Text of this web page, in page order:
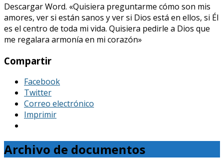
Descargar Word. «Quisiera preguntarme cómo son mis
amores, ver si están sanos y ver si Dios está en ellos, si Él
es el centro de toda mi vida. Quisiera pedirle a Dios que
me regalara armonía en mi corazón»
Compartir
Facebook
Twitter
Correo electrónico
Imprimir
Archivo de documentos